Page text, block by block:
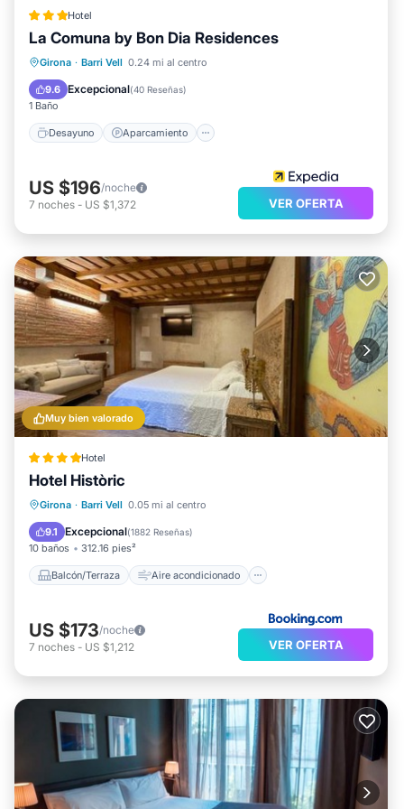
Hotel
La Comuna by Bon Dia Residences
Girona · Barri Vell 0.24 mi al centro
9.6 Excepcional(40 Reseñas)
1 Baño
Desayuno Aparcamiento
Desayuno
Aparcamiento
Vista al mar
US $196/noche
7 noches - US $1,372 VER OFERTA
Muy bien valorado
Hotel
Hotel Històric
Girona · Barri Vell 0.05 mi al centro
9.1 Excepcional(1882 Reseñas)
10 baños 312.16 pies²
Balcón/Terraza Aire acondicionado
Balcón/Terraza
Aire acondicionado
Internet
Apto para niños
US $173/noche
7 noches - US $1,212 VER OFERTA